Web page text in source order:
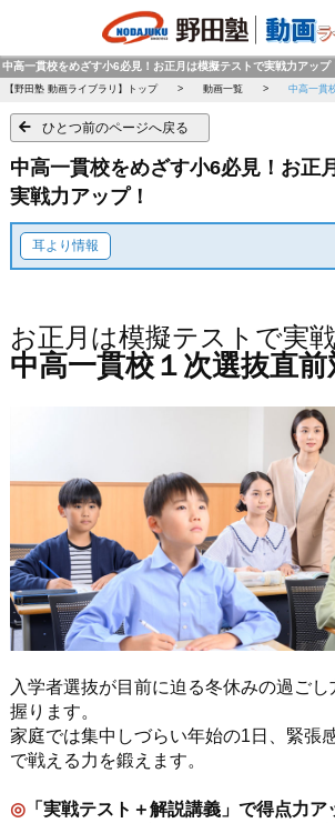
【野田塾 動画ライブラリ】トップ 動画一覧 中高一貫
ひとつ前のページへ戻る
中高一貫校をめざす小6必見！お正
実戦力アップ！
耳より情報
お正月は模擬テストで実
中高一貫校１次選抜直前
入学者選抜が目前に迫る冬休みの過ご
握ります。
家庭では集中しづらい年始の1日、緊張
で戦える力を鍛えます。
◎「実戦テスト＋解説講義」で得点力ア